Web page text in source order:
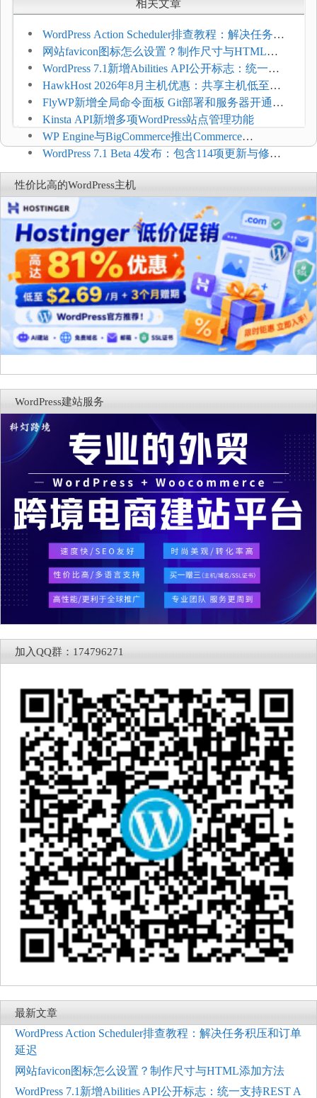
相关文章
WordPress Action Scheduler排查教程：解决任务积
压和订单延迟
网站favicon图标怎么设置？制作尺寸与HTML添
加方法
WordPress 7.1新增Abilities API公开标志：统一支
持REST API、MCP与AI代理
HawkHost 2026年8月主机优惠：共享主机低至
$2.61/月，高性能主机同步折扣
FlyWP新增全局命令面板 Git部署和服务器开通更
方便
Kinsta API新增多项WordPress站点管理功能
WP Engine与BigCommerce推出Commerce
Connect：WordPress商店可保留前台体验并扩展电
商能力
WordPress 7.1 Beta 4发布：包含114项更新与修
复，仅建议在测试环境体验
性价比高的WordPress主机
WordPress建站服务
加入QQ群：174796271
最新文章
WordPress Action Scheduler排查教程：解决任务积压和订单
延迟
网站favicon图标怎么设置？制作尺寸与HTML添加方法
WordPress 7.1新增Abilities API公开标志：统一支持REST A